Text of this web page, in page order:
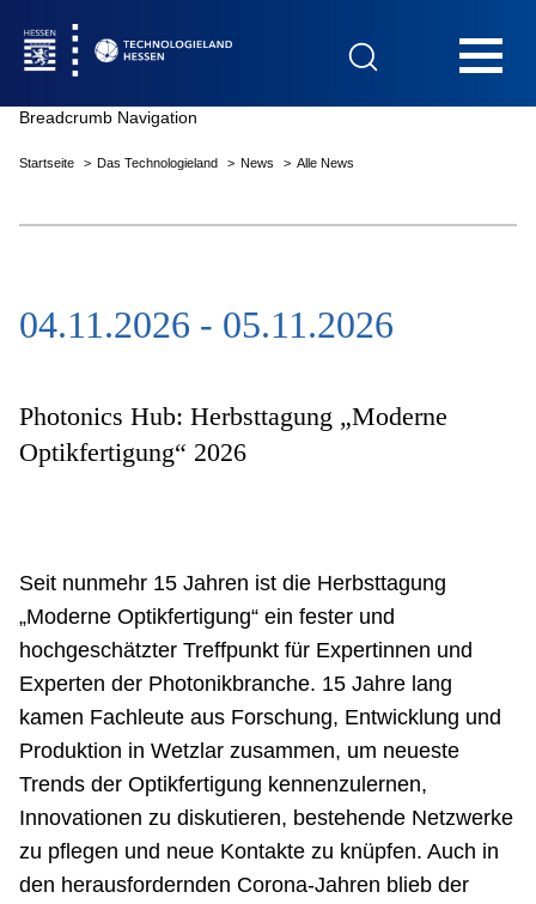
Das Technologieland
Innovationsfelder
Breadcrumb Navigation
Startseite Das Technologieland News Alle News
04.11.2026 - 05.11.2026
Photonics Hub: Herbsttagung „Moderne
Optikfertigung“ 2026
Seit nunmehr 15 Jahren ist die Herbsttagung
„Moderne Optikfertigung“ ein fester und
hochgeschätzter Treffpunkt für Expertinnen und
Experten der Photonikbranche. 15 Jahre lang
kamen Fachleute aus Forschung, Entwicklung und
Produktion in Wetzlar zusammen, um neueste
Trends der Optikfertigung kennenzulernen,
Innovationen zu diskutieren, bestehende Netzwerke
zu pflegen und neue Kontakte zu knüpfen. Auch in
den herausfordernden Corona-Jahren blieb der